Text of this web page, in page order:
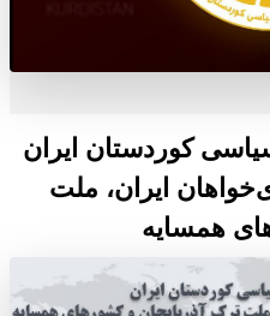
کوردستان ایران
ایران، ملت
همسایه